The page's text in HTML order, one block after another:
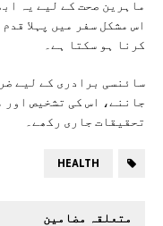
ماہرین صحت کے لیے یہ
اس مشکل سفر میں پہلا
کرنا ہو سکتا ہے۔
سائنسی برادری کے لیے
جاننے، اس کی تشخیص اور
تحقیقات جاری رکھے۔
HEALTH
متعلقہ مضامین